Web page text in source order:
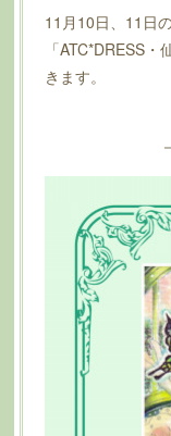
11月10日、11日
「ATC*DRESS
きます。